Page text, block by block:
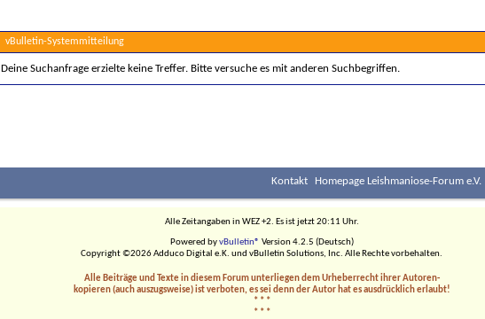
vBulletin-Systemmitteilung
Deine Suchanfrage erzielte keine Treffer. Bitte versuche es mit anderen Suchbegriffen.
Kontakt Homepage Leishmaniose-Forum e.V.
Alle Zeitangaben in WEZ +2. Es ist jetzt20:11 Uhr.
Powered byvBulletin® Version 4.2.5 (Deutsch)
Copyright ©2026 Adduco Digital e.K. und vBulletin Solutions, Inc. Alle Rechte vorbehalten.
Alle Beiträge und Texte in diesem Forum unterliegen dem Urheberrecht ihrer Autoren-
kopieren (auch auszugsweise) ist verboten, es sei denn der Autor hat es ausdrücklich erlaubt!
* * *
* * *